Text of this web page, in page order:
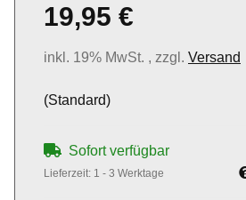
19,95 €
inkl. 19% MwSt. , zzgl. Versand
(Standard)
Sofort verfügbar
Lieferzeit: 1 - 3 Werktage